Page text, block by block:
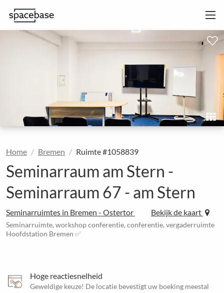
Home Bremen Ruimte #1058839
Seminarraum am Stern -
Seminarraum 67 - am Stern
Seminarruimtes in Bremen - Ostertor Bekijk de kaart
Seminarruimte, workshop conferentie, conferentie, vergaderruimte
Hoofdstation Bremen ✅
Hoge reactiesnelheid
Geweldige keuze! De locatie bevestigt uw boeking meestal